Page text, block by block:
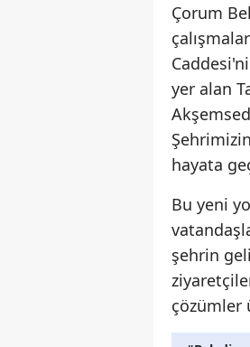
Çorum
yer alan
hayata
Bu yeni
şehrin
çözümler